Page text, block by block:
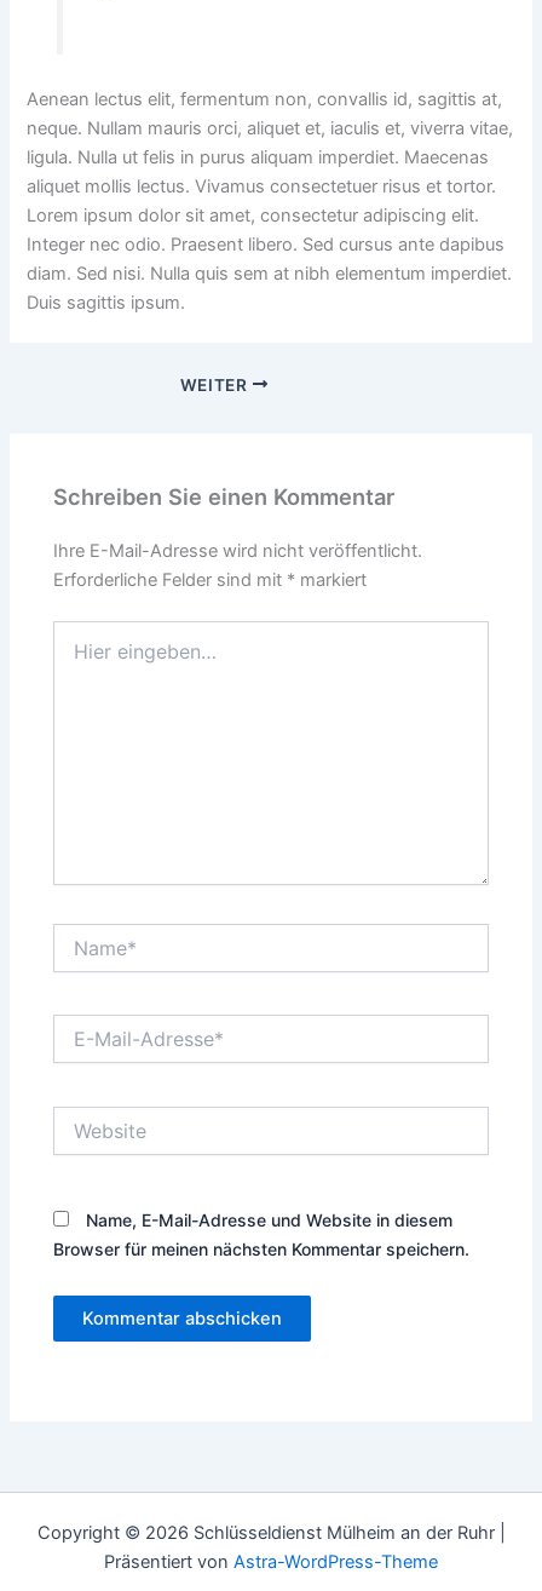
Aenean lectus elit, fermentum non, convallis id, sagittis at,
neque. Nullam mauris orci, aliquet et, iaculis et, viverra vitae,
ligula. Nulla ut felis in purus aliquam imperdiet. Maecenas
aliquet mollis lectus. Vivamus consectetuer risus et tortor.
Lorem ipsum dolor sit amet, consectetur adipiscing elit.
Integer nec odio. Praesent libero. Sed cursus ante dapibus
diam. Sed nisi. Nulla quis sem at nibh elementum imperdiet.
Duis sagittis ipsum.
WEITER
Schreiben Sie einen Kommentar
Ihre E-Mail-Adresse wird nicht veröffentlicht.
Erforderliche Felder sind mit * markiert
eingeben…
Mail-
Name, E-Mail-Adresse und Website in diesem
Browser für meinen nächsten Kommentar speichern.
Copyright © 2026 Schlüsseldienst Mülheim an der Ruhr |
Präsentiert von Astra-WordPress-Theme